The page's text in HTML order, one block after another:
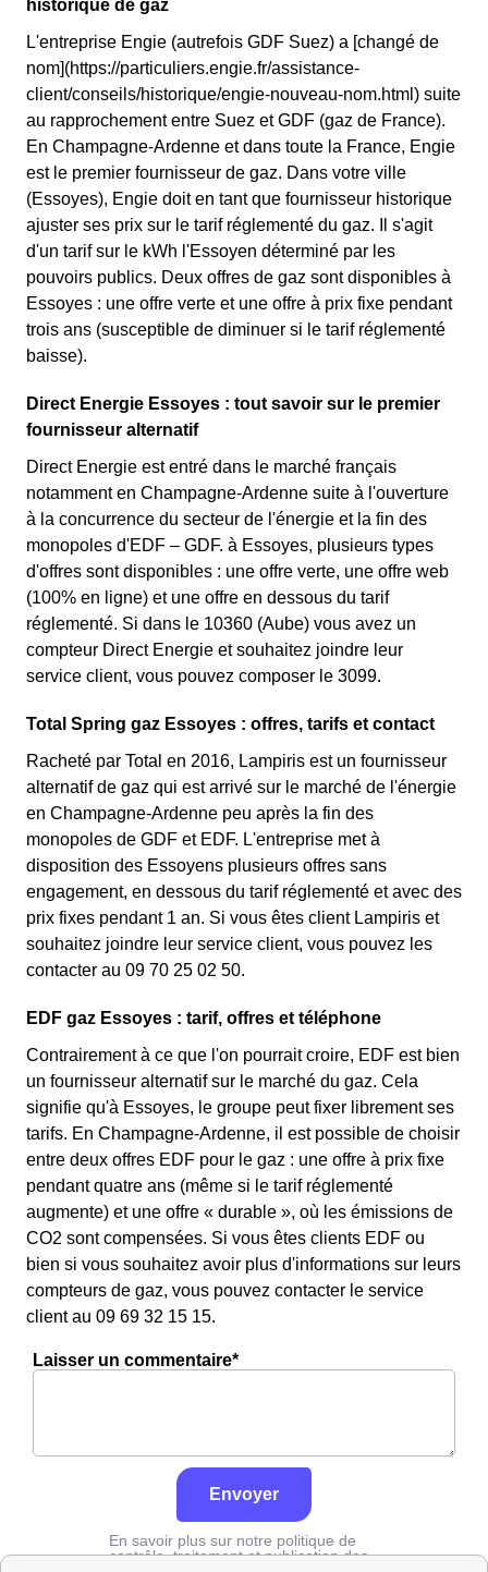
historique de gaz
L'entreprise Engie (autrefois GDF Suez) a [changé de
nom](https://particuliers.engie.fr/assistance-
client/conseils/historique/engie-nouveau-nom.html) suite
au rapprochement entre Suez et GDF (gaz de France).
En Champagne-Ardenne et dans toute la France, Engie
est le premier fournisseur de gaz. Dans votre ville
(Essoyes), Engie doit en tant que fournisseur historique
ajuster ses prix sur le tarif réglementé du gaz. Il s'agit
d'un tarif sur le kWh l'Essoyen déterminé par les
pouvoirs publics. Deux offres de gaz sont disponibles à
Essoyes : une offre verte et une offre à prix fixe pendant
trois ans (susceptible de diminuer si le tarif réglementé
baisse).
Direct Energie Essoyes : tout savoir sur le premier
fournisseur alternatif
Direct Energie est entré dans le marché français
notamment en Champagne-Ardenne suite à l'ouverture
à la concurrence du secteur de l'énergie et la fin des
monopoles d'EDF – GDF. à Essoyes, plusieurs types
d'offres sont disponibles : une offre verte, une offre web
(100% en ligne) et une offre en dessous du tarif
réglementé. Si dans le 10360 (Aube) vous avez un
compteur Direct Energie et souhaitez joindre leur
service client, vous pouvez composer le 3099.
Total Spring gaz Essoyes : offres, tarifs et contact
Racheté par Total en 2016, Lampiris est un fournisseur
alternatif de gaz qui est arrivé sur le marché de l'énergie
en Champagne-Ardenne peu après la fin des
monopoles de GDF et EDF. L'entreprise met à
disposition des Essoyens plusieurs offres sans
engagement, en dessous du tarif réglementé et avec des
prix fixes pendant 1 an. Si vous êtes client Lampiris et
souhaitez joindre leur service client, vous pouvez les
contacter au 09 70 25 02 50.
EDF gaz Essoyes : tarif, offres et téléphone
Contrairement à ce que l'on pourrait croire, EDF est bien
un fournisseur alternatif sur le marché du gaz. Cela
signifie qu'à Essoyes, le groupe peut fixer librement ses
tarifs. En Champagne-Ardenne, il est possible de choisir
entre deux offres EDF pour le gaz : une offre à prix fixe
pendant quatre ans (même si le tarif réglementé
augmente) et une offre « durable », où les émissions de
CO2 sont compensées. Si vous êtes clients EDF ou
bien si vous souhaitez avoir plus d'informations sur leurs
compteurs de gaz, vous pouvez contacter le service
client au 09 69 32 15 15.
Laisser un commentaire*
Envoyer
En savoir plus sur notre politique de
contrôle, traitement et publication des